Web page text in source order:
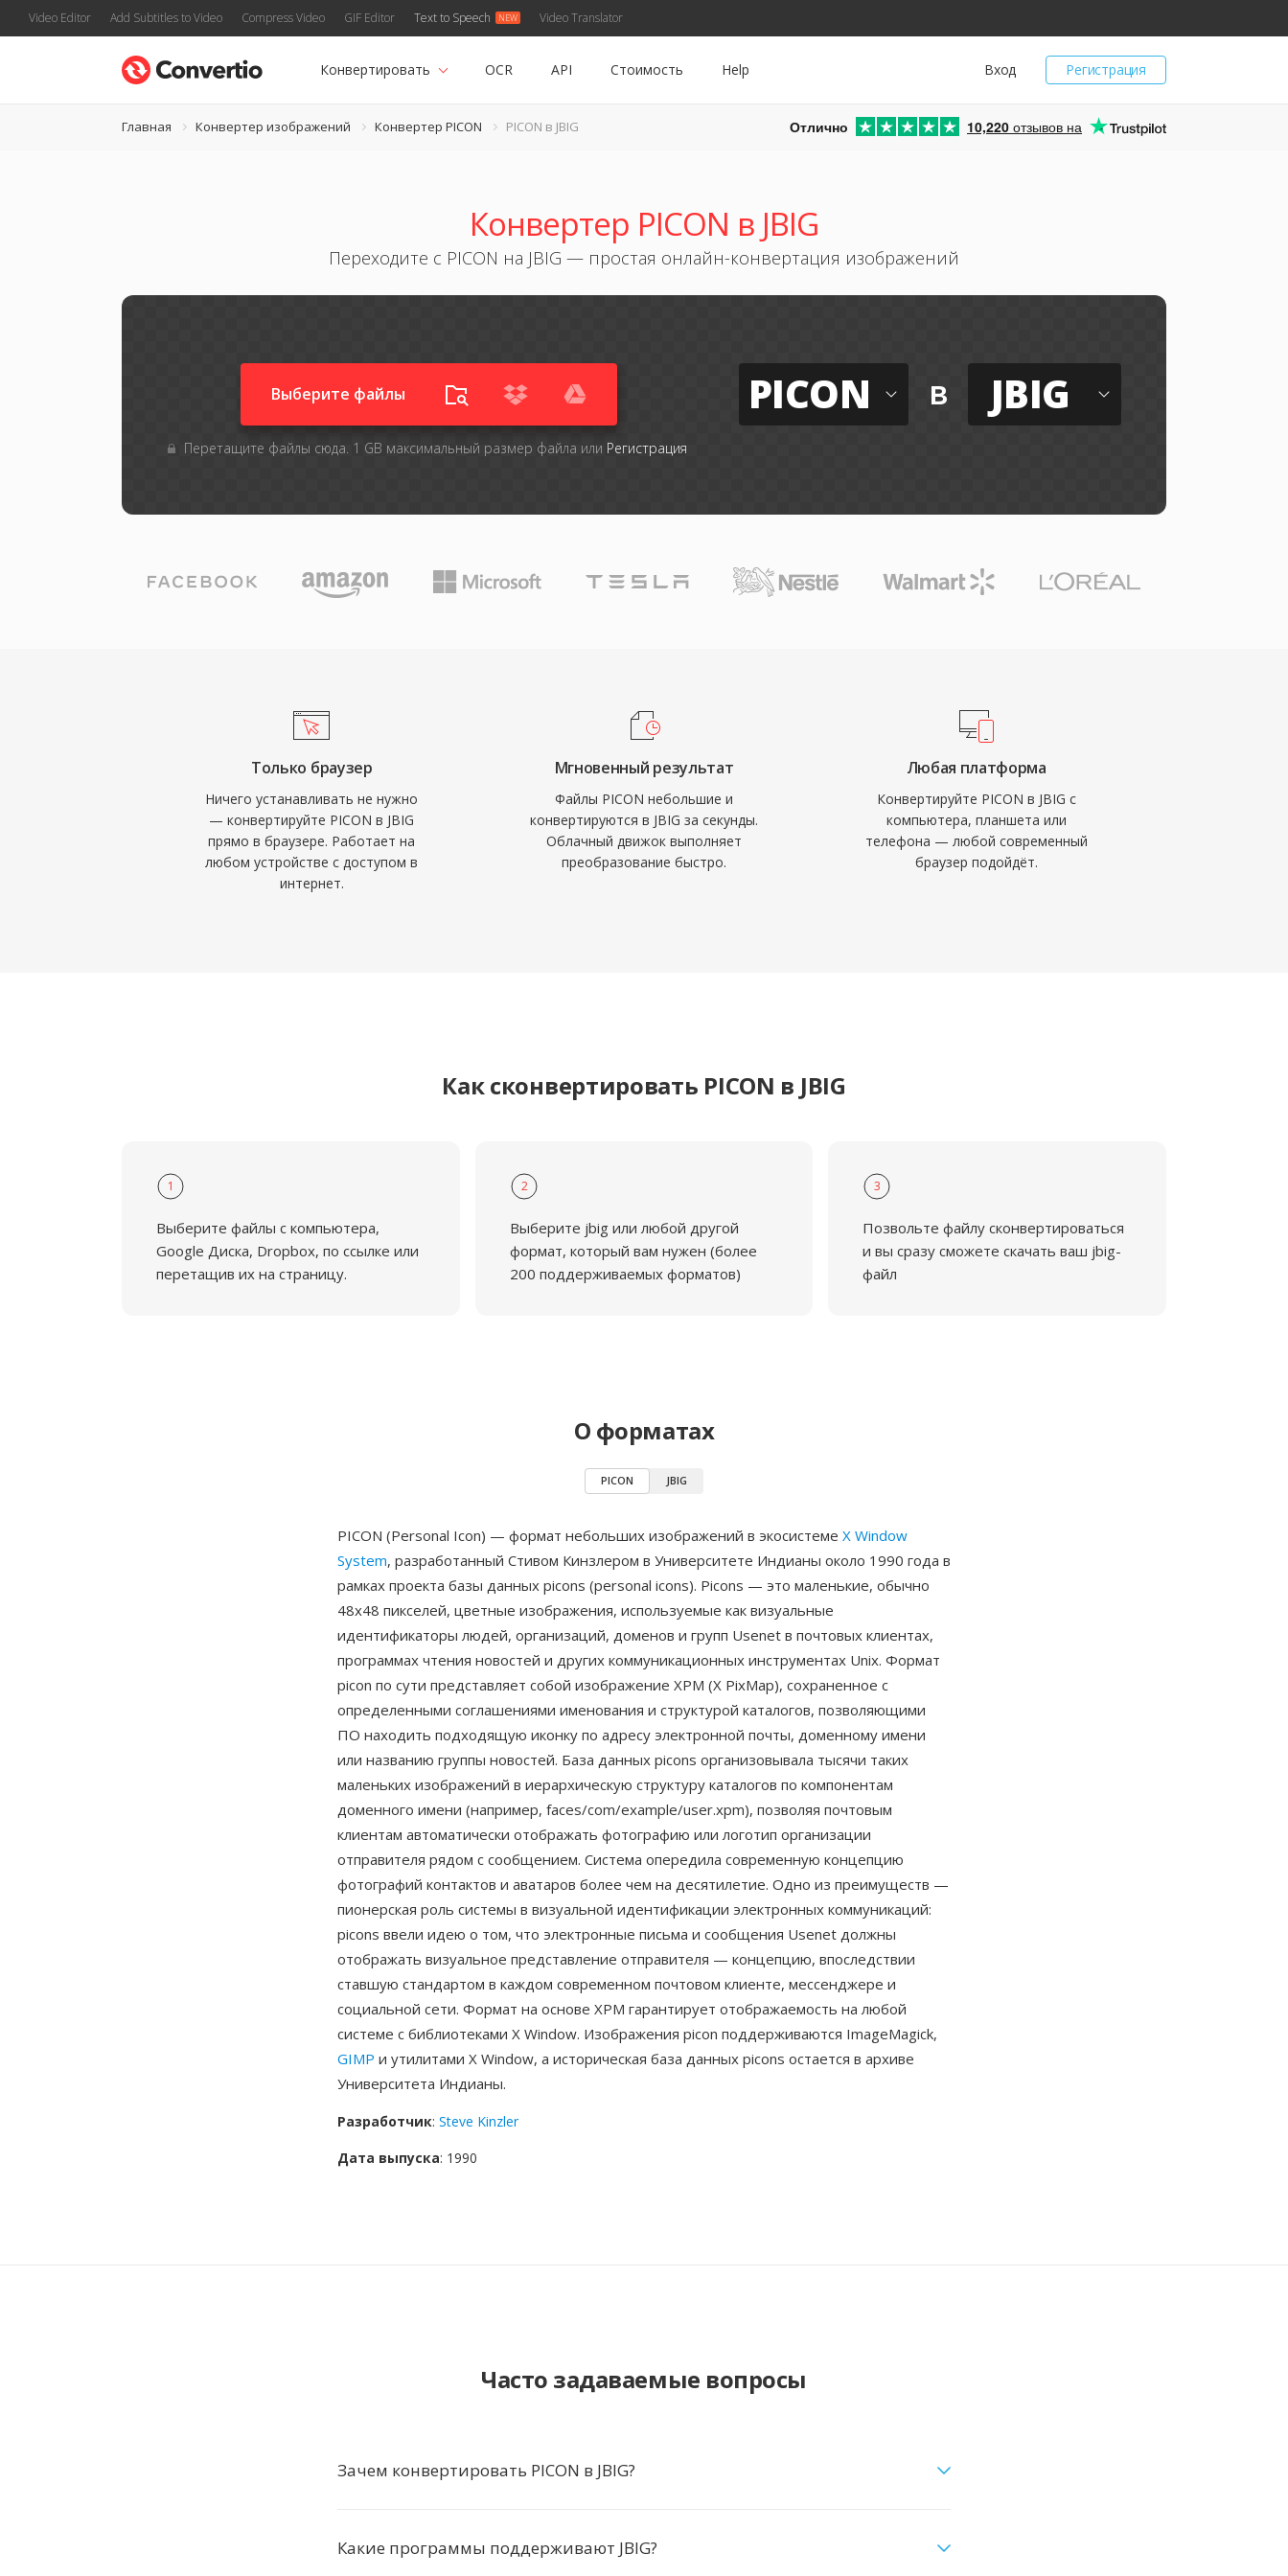
Video Editor Add Subtitles to Video Compress Video GIF Editor Text to Speech Video Translator
Регистрация
Вход
Конвертировать OCR API Стоимость Help
Главная Конвертер изображений Конвертер PICON PICON в JBIG Отлично 10,220 отзывов на
Конвертер PICON в JBIG
Переходите с PICON на JBIG — простая онлайн-конвертация изображений
Выберите файлы
Перетащите файлы сюда. 1 GB максимальный размер файла или Регистрация
PICON в JBIG
Только браузер
Ничего устанавливать не нужно
— конвертируйте PICON в JBIG
прямо в браузере. Работает на
любом устройстве с доступом в
интернет.
Мгновенный результат
Файлы PICON небольшие и
конвертируются в JBIG за секунды.
Облачный движок выполняет
преобразование быстро.
Любая платформа
Конвертируйте PICON в JBIG с
компьютера, планшета или
телефона — любой современный
браузер подойдёт.
Как сконвертировать PICON в JBIG
1
Выберите файлы с компьютера,
Google Диска, Dropbox, по ссылке или
перетащив их на страницу.
2
Выберите jbig или любой другой
формат, который вам нужен (более
200 поддерживаемых форматов)
3
Позвольте файлу сконвертироваться
и вы сразу сможете скачать ваш jbig-
файл
О форматах
PICON JBIG
PICON (Personal Icon) — формат небольших изображений в экосистеме X Window
System, разработанный Стивом Кинзлером в Университете Индианы около 1990 года в
рамках проекта базы данных picons (personal icons). Picons — это маленькие, обычно
48x48 пикселей, цветные изображения, используемые как визуальные
идентификаторы людей, организаций, доменов и групп Usenet в почтовых клиентах,
программах чтения новостей и других коммуникационных инструментах Unix. Формат
picon по сути представляет собой изображение XPM (X PixMap), сохраненное с
определенными соглашениями именования и структурой каталогов, позволяющими
ПО находить подходящую иконку по адресу электронной почты, доменному имени
или названию группы новостей. База данных picons организовывала тысячи таких
маленьких изображений в иерархическую структуру каталогов по компонентам
доменного имени (например, faces/com/example/user.xpm), позволяя почтовым
клиентам автоматически отображать фотографию или логотип организации
отправителя рядом с сообщением. Система опередила современную концепцию
фотографий контактов и аватаров более чем на десятилетие. Одно из преимуществ —
пионерская роль системы в визуальной идентификации электронных коммуникаций:
picons ввели идею о том, что электронные письма и сообщения Usenet должны
отображать визуальное представление отправителя — концепцию, впоследствии
ставшую стандартом в каждом современном почтовом клиенте, мессенджере и
социальной сети. Формат на основе XPM гарантирует отображаемость на любой
системе с библиотеками X Window. Изображения picon поддерживаются ImageMagick,
GIMP и утилитами X Window, а историческая база данных picons остается в архиве
Университета Индианы.
Разработчик: Steve Kinzler
Дата выпуска: 1990
Часто задаваемые вопросы
Зачем конвертировать PICON в JBIG?
Какие программы поддерживают JBIG?